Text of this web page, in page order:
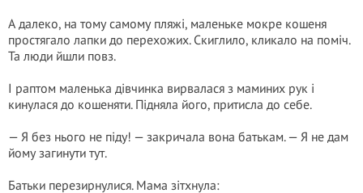
А далеко, на тому самому пляжі, маленьке мокре кошеня
простягало лапки до перехожих. Скиглило, кликало на поміч.
Та люди йшли повз.
І раптом маленька дівчинка вирвалася з маминих рук і
кинулася до кошеняти. Підняла його, притисла до себе.
— Я без нього не піду! — закричала вона батькам. — Я не дам
йому загинути тут.
Батьки перезирнулися. Мама зітхнула: